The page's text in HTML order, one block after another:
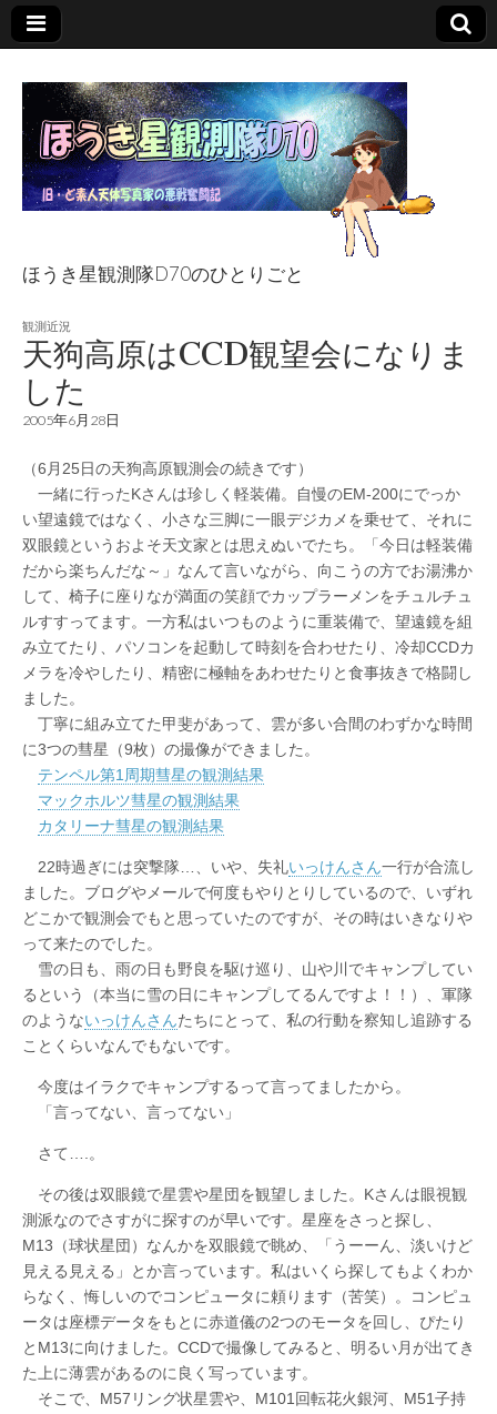
ほうき星観測隊
D70のひとりごと
ほうき星観測隊D70のひとりごと
観測近況
天狗高原はCCD観望会になりま
した
2005年6月28日
（6月25日の天狗高原観測会の続きです）
一緒に行ったKさんは珍しく軽装備。自慢のEM-200にでっか
い望遠鏡ではなく、小さな三脚に一眼デジカメを乗せて、それに
双眼鏡というおよそ天文家とは思えぬいでたち。「今日は軽装備
だから楽ちんだな～」なんて言いながら、向こうの方でお湯沸か
して、椅子に座りなが満面の笑顔でカップラーメンをチュルチュ
ルすすってます。一方私はいつものように重装備で、望遠鏡を組
み立てたり、パソコンを起動して時刻を合わせたり、冷却CCDカ
メラを冷やしたり、精密に極軸をあわせたりと食事抜きで格闘し
ました。
丁寧に組み立てた甲斐があって、雲が多い合間のわずかな時間
に3つの彗星（9枚）の撮像ができました。
テンペル第1周期彗星の観測結果
マックホルツ彗星の観測結果
カタリーナ彗星の観測結果
22時過ぎには突撃隊…、いや、失礼いっけんさん一行が合流し
ました。ブログやメールで何度もやりとりしているので、いずれ
どこかで観測会でもと思っていたのですが、その時はいきなりや
って来たのでした。
雪の日も、雨の日も野良を駆け巡り、山や川でキャンプしてい
るという（本当に雪の日にキャンプしてるんですよ！！）、軍隊
のようないっけんさんたちにとって、私の行動を察知し追跡する
ことくらいなんでもないです。
今度はイラクでキャンプするって言ってましたから。
「言ってない、言ってない」
さて….。
その後は双眼鏡で星雲や星団を観望しました。Kさんは眼視観
測派なのでさすがに探すのが早いです。星座をさっと探し、
M13（球状星団）なんかを双眼鏡で眺め、「うーーん、淡いけど
見える見える」とか言っています。私はいくら探してもよくわか
らなく、悔しいのでコンピュータに頼ります（苦笑）。コンピュ
ータは座標データをもとに赤道儀の2つのモータを回し、ぴたり
とM13に向けました。CCDで撮像してみると、明るい月が出てき
た上に薄雲があるのに良く写っています。
そこで、M57リング状星雲や、M101回転花火銀河、M51子持